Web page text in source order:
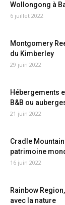
Wollongong à
6 juillet 2022
Montgomery
du Kimberley
29 juin 2022
Hébergements
B&B ou
21 juin 2022
Cradle
patrimoine
16 juin 2022
Rainbow
avec la nature